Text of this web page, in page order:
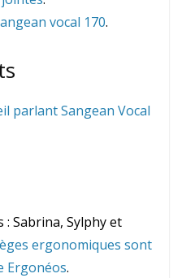
vocal 170.
parlant Sangean Vocal
Sabrina, Sylphy et
ergonomiques sont
Ergonéos.